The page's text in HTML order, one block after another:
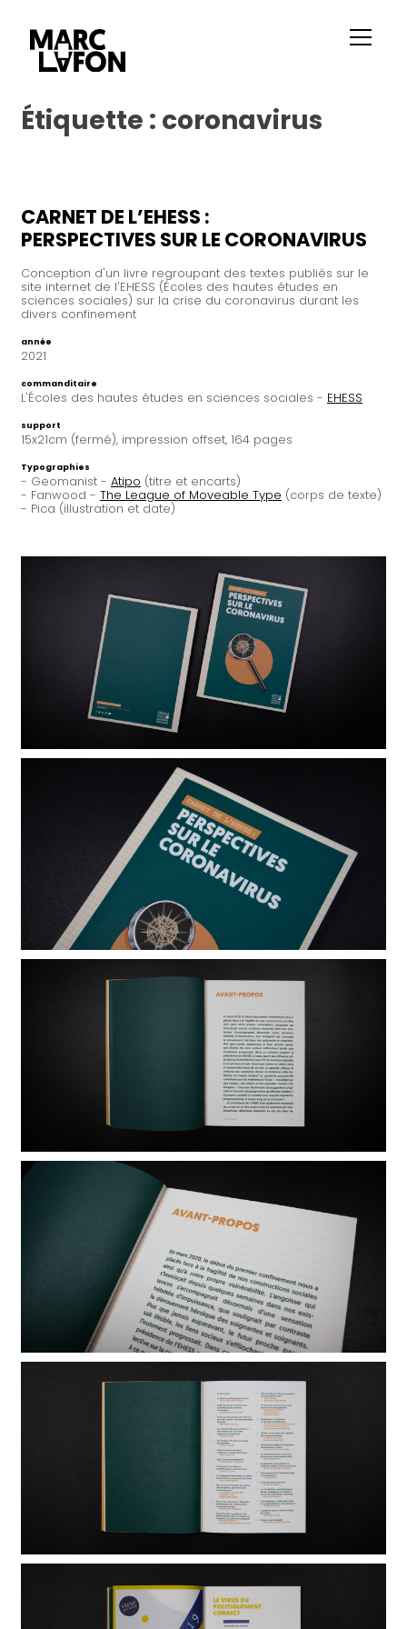
Étiquette : coronavirus
CARNET DE L’EHESS :
PERSPECTIVES SUR LE CORONAVIRUS
Conception d'un livre regroupant des textes publiés sur le
site internet de l'EHESS (Écoles des hautes études en
sciences sociales) sur la crise du coronavirus durant les
divers confinement
année
2021
commanditaire
L'Écoles des hautes études en sciences sociales - EHESS
support
15x21cm (fermé), impression offset, 164 pages
Typographies
- Geomanist - Atipo (titre et encarts)
- Fanwood - The League of Moveable Type (corps de texte)
- Pica (illustration et date)